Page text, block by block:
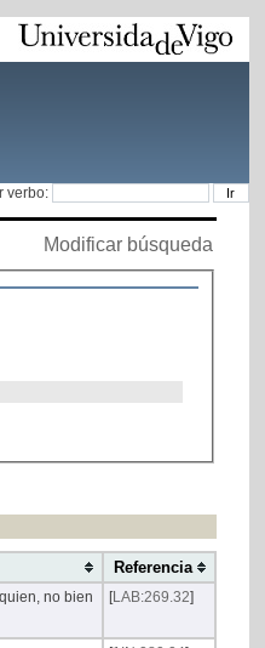
verbo:
Modificar búsqueda
Referencia
no bien
[LAB:269.32]